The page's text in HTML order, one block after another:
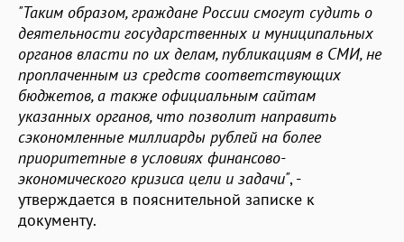
"Таким образом, граждане России смогут судить о
деятельности государственных и муниципальных
органов власти по их делам, публикациям в СМИ, не
проплаченным из средств соответствующих
бюджетов, а также официальным сайтам
указанных органов, что позволит направить
сэкономленные миллиарды рублей на более
приоритетные в условиях финансово-
экономического кризиса цели и задачи", -
утверждается в пояснительной записке к
документу.